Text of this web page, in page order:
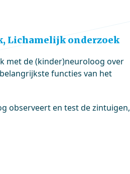
Lichamelijk onderzoek
met de (kinder)neuroloog over
functies van het
observeert en test de zintuigen,